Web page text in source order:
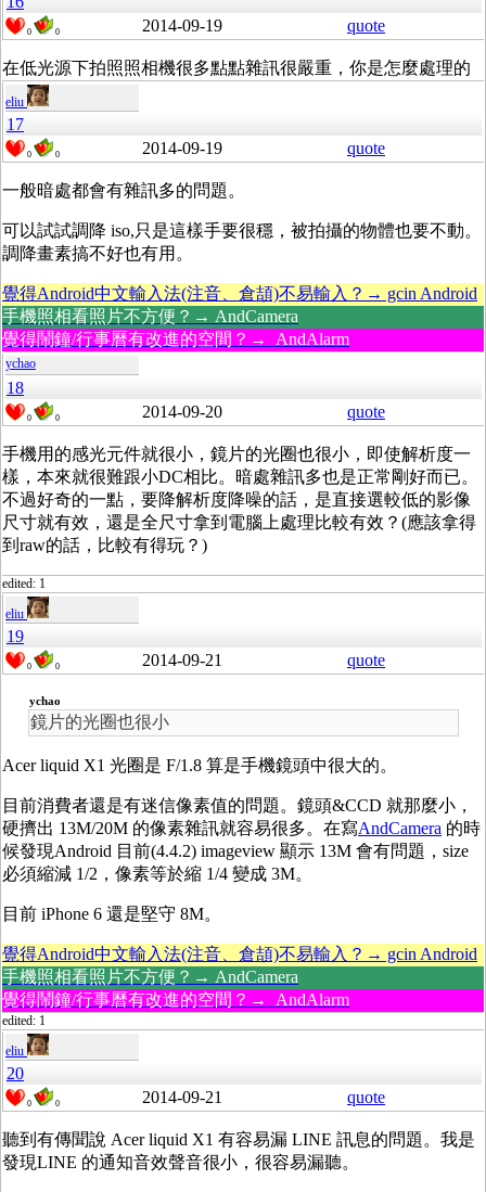
0 0 2014-09-19 quote
在低光源下拍照照相機很多點點雜訊很嚴重，你是怎麼處理的
eliu
17
0 0 2014-09-19 quote
一般暗處都會有雜訊多的問題。
可以試試調降 iso,只是這樣手要很穩，被拍攝的物體也要不動。
調降畫素搞不好也有用。
覺得Android中文輸入法(注音、倉頡)不易輸入？→ gcin Android
手機照相看照片不方便？→ AndCamera
覺得鬧鐘/行事曆有改進的空間？→ AndAlarm
ychao
18
0 0 2014-09-20 quote
手機用的感光元件就很小，鏡片的光圈也很小，即使解析度一
樣，本來就很難跟小DC相比。暗處雜訊多也是正常剛好而已。
不過好奇的一點，要降解析度降噪的話，是直接選較低的影像
尺寸就有效，還是全尺寸拿到電腦上處理比較有效？(應該拿得
到raw的話，比較有得玩？)
edited: 1
eliu
19
0 0 2014-09-21 quote
ychao
鏡片的光圈也很小
Acer liquid X1 光圈是 F/1.8 算是手機鏡頭中很大的。
目前消費者還是有迷信像素值的問題。鏡頭&CCD 就那麼小，
硬擠出 13M/20M 的像素雜訊就容易很多。在寫AndCamera 的時
候發現Android 目前(4.4.2) imageview 顯示 13M 會有問題，size
必須縮減 1/2，像素等於縮 1/4 變成 3M。
目前 iPhone 6 還是堅守 8M。
覺得Android中文輸入法(注音、倉頡)不易輸入？→ gcin Android
手機照相看照片不方便？→ AndCamera
覺得鬧鐘/行事曆有改進的空間？→ AndAlarm
edited: 1
eliu
20
0 0 2014-09-21 quote
聽到有傳聞說 Acer liquid X1 有容易漏 LINE 訊息的問題。我是
發現LINE 的通知音效聲音很小，很容易漏聽。